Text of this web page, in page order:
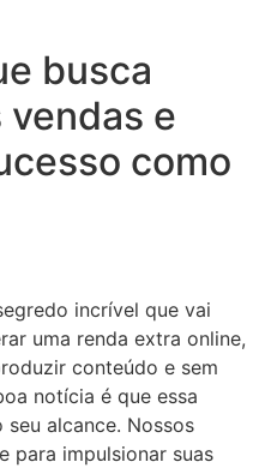
busca
e
como
incrível que vai
uma renda extra online,
conteúdo e sem
notícia é que essa
alcance. Nossos
para impulsionar suas